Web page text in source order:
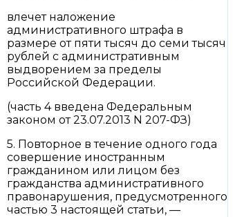
влечет наложение
административного штрафа в
размере от пяти тысяч до семи тысяч
рублей с административным
выдворением за пределы
Российской Федерации.
(часть 4 введена Федеральным
законом от 23.07.2013 N 207-ФЗ)
5. Повторное в течение одного года
совершение иностранным
гражданином или лицом без
гражданства административного
правонарушения, предусмотренного
частью 3 настоящей статьи, —